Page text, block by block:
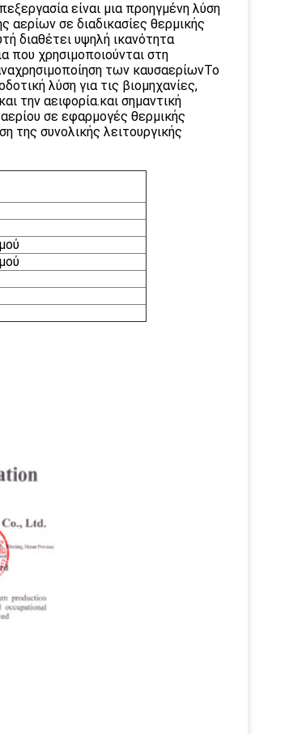
είναι μια προηγμένη λύση
αερίων σε διαδικασίες θερμικής
διαθέτει υψηλή ικανότητα
χρησιμοποιούνται στη
των καυσαερίωνΤο
λύση για τις βιομηχανίες,
την αειφορία.και σημαντική
αερίου σε εφαρμογές θερμικής
συνολικής λειτουργικής